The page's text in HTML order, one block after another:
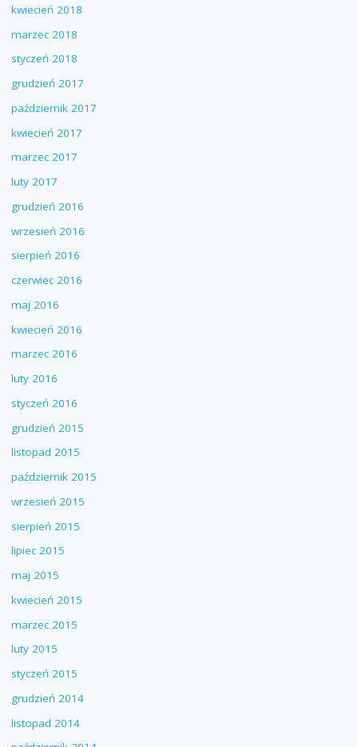
kwiecień 2018
marzec 2018
styczeń 2018
grudzień 2017
październik 2017
kwiecień 2017
marzec 2017
luty 2017
grudzień 2016
wrzesień 2016
sierpień 2016
czerwiec 2016
maj 2016
kwiecień 2016
marzec 2016
luty 2016
styczeń 2016
grudzień 2015
listopad 2015
październik 2015
wrzesień 2015
sierpień 2015
lipiec 2015
maj 2015
kwiecień 2015
marzec 2015
luty 2015
styczeń 2015
grudzień 2014
listopad 2014